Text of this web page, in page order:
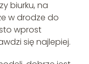
biurku, na
w drodze do
wprost
się najlepiej.